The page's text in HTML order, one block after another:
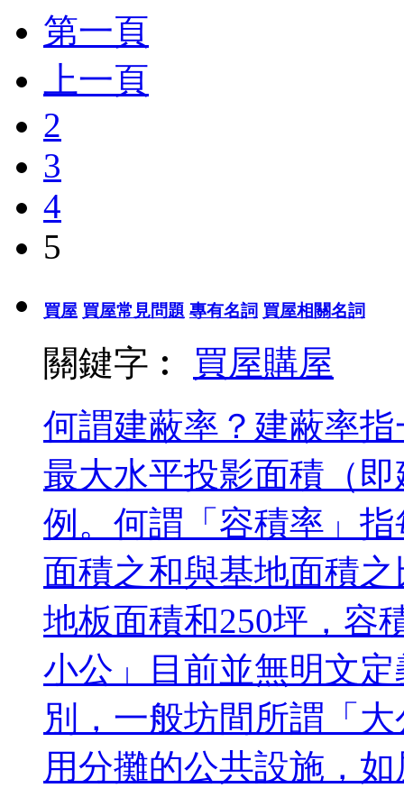
第一頁
上一頁
2
3
4
5
買屋 買屋常見問題 專有名詞 買屋相關名詞
關鍵字︰ 買屋購屋
何謂建蔽率？建蔽率
最大水平投影面積（
例。何謂「容積率」
面積之和與基地面積
地板面積和250坪，容
小公」目前並無明文
別，一般坊間所謂「
用分攤的公共設施，